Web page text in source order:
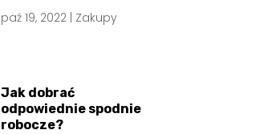
paź 19, 2022 Zakupy
Jak dobrać
odpowiednie spodnie
robocze?